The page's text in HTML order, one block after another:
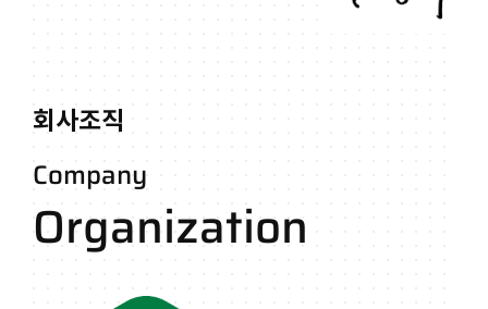
회사조직
Company
Organization